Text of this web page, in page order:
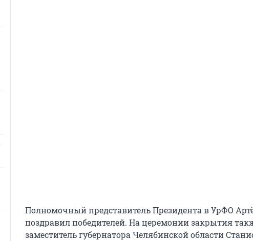
Полномочный представитель Президента в УрФО
поздравил победителей. На церемонии закрытия
заместитель губернатора Челябинской области